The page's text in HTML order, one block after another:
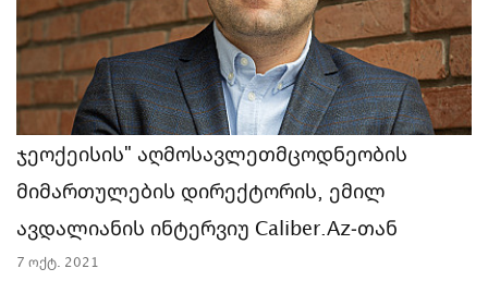
ჯეოქეისის" აღმოსავლეთმცოდნეობის
მიმართულების დირექტორის, ემილ
ავდალიანის ინტერვიუ Caliber.Az-თან
7 ოქტ. 2021